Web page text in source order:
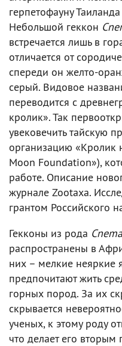
герпетофауну
Небольшой геккон
встречается лишь в
отличается от
спереди он желто-
серый. Видовое
переводится с
кролик». Так
увековечить тайскую
организацию «Кролик
Moon Foundation»),
работе. Описание
журнале Zootaxa.
грантом Российского
Гекконы из рода
распространены в
них – мелкие неяркие
предпочитают жить
горных пород. За их
скрывается
ученых, к этому роду
что делает его вторым